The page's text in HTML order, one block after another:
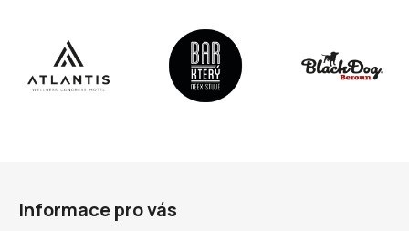
Informace pro vás